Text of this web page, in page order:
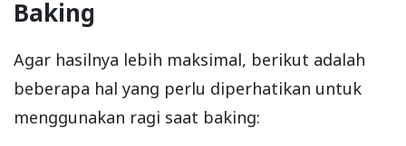
Baking
Agar hasilnya lebih maksimal, berikut adalah
beberapa hal yang perlu diperhatikan untuk
menggunakan ragi saat baking: